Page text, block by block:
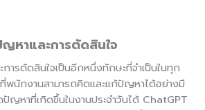
หาและการตัดสินใจ
ารตัดสินใจเป็นอีกหนึ่งทักษะที่จำเป็นในทุก
พนักงานสามารถคิดและแก้ปัญหาได้อย่างมี
ญหาที่เกิดขึ้นในงานประจำวันได้ ChatGPT